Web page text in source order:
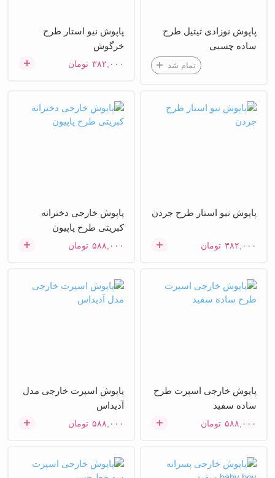
پاپوش نوزادی تیتیل طرح
ساده چسبی
تمام شد
پاپوش نیو استار طرح
خرگوش
۳۸۲,۰۰۰ تومان
پاپوش نیو استار طرح جردن
۳۸۲,۰۰۰ تومان
پاپوش خارجی دخترانه
کبریتی طرح پاپیون
۵۸۸,۰۰۰ تومان
پاپوش خارجی اسپرت طرح
ساده سفید
۵۸۸,۰۰۰ تومان
پاپوش اسپرت خارجی مدل
آدیداس
۵۸۸,۰۰۰ تومان